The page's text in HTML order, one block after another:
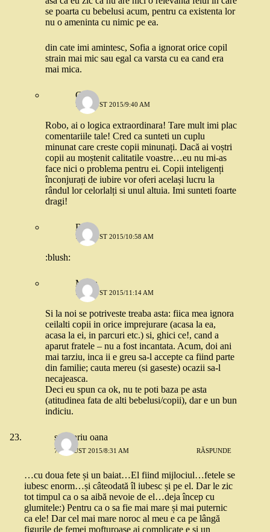
se poarta cu bebelusi acum, pentru ca existenta lor
nu o ameninta cu nimic pe ea.
din cate imi amintesc, Sofia a ignorat orice copil
strain mai mic sau egal ca varsta cu ea cand era
mai mica.
C.M.
7 AUGUST 2015/9:40 AM
Robo, ai o logica extraordinara! Tare mult imi plac
comentariile tale! Cred ca sunteti un cuplu
minunat care creste copii minunați. Dacă ai voștri
copii au moștenit calitatile voastre…eu nu mi-as
face nici o problema pentru ei. Copii inteligenți
înconjurați de iubire vor oferi același lucru la
rândul lor celorlalți si unul altuia. Imi sunteti foarte
dragi!
Robo
7 AUGUST 2015/10:58 AM
:blush:
Maria
7 AUGUST 2015/11:14 AM
Si la noi se potriveste treaba asta: fiica mea ignora
ceilalti copii in orice imprejurare (acasa la ea,
acasa la ei, in parcuri etc.) si, ghici ce!, cand a
aparut fratele – nu a fost incantata. Acum, doi ani
mai tarziu, inca ii e greu sa-l accepte ca fiind parte
din familie; cauta mereu (si gaseste) ocazii sa-l
necajeasca.
Deci eu spun ca ok, nu te poti baza pe asta
(atitudinea fata de alti bebelusi/copii), dar e un bun
indiciu.
strugariu oana
7 AUGUST 2015/8:31 AM RĂSPUNDE
…cu doua fete și un baiat…El fiind mijlociul…fetele se
iubesc enorm…și câteodată îl iubesc și pe el. Dar le zic
tot timpul ca o sa aibă nevoie de el…deja încep cu
glumitele:) Pentru ca o sa fie mai mare și mai puternic
ca ele! Dar cel mai mare noroc al meu e ca pe lângă
figurile de femei mofturoase ai complicate e și un